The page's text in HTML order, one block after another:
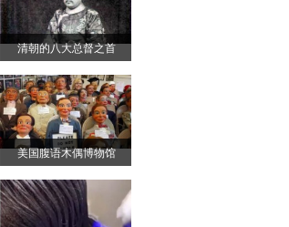
清朝的八大总督之首
美国腹语木偶博物馆